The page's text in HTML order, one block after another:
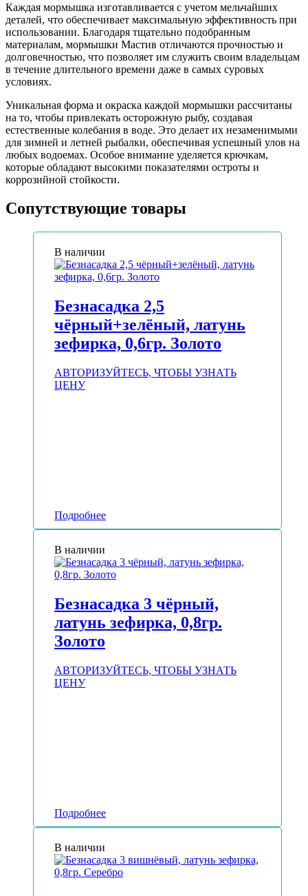
Каждая мормышка изготавливается с учетом мельчайших
деталей, что обеспечивает максимальную эффективность при
использовании. Благодаря тщательно подобранным
материалам, мормышки Мастив отличаются прочностью и
долговечностью, что позволяет им служить своим владельцам
в течение длительного времени даже в самых суровых
условиях.
Уникальная форма и окраска каждой мормышки рассчитаны
на то, чтобы привлекать осторожную рыбу, создавая
естественные колебания в воде. Это делает их незаменимыми
для зимней и летней рыбалки, обеспечивая успешный улов на
любых водоемах. Особое внимание уделяется крючкам,
которые обладают высокими показателями остроты и
коррозийной стойкости.
Сопутствующие товары
В наличии
Безнасадка 2,5
чёрный+зелёный, латунь
зефирка, 0,6гр. Золото
АВТОРИЗУЙТЕСЬ, ЧТОБЫ УЗНАТЬ
ЦЕНУ
Подробнее
В наличии
Безнасадка 3 чёрный,
латунь зефирка, 0,8гр.
Золото
АВТОРИЗУЙТЕСЬ, ЧТОБЫ УЗНАТЬ
ЦЕНУ
Подробнее
В наличии